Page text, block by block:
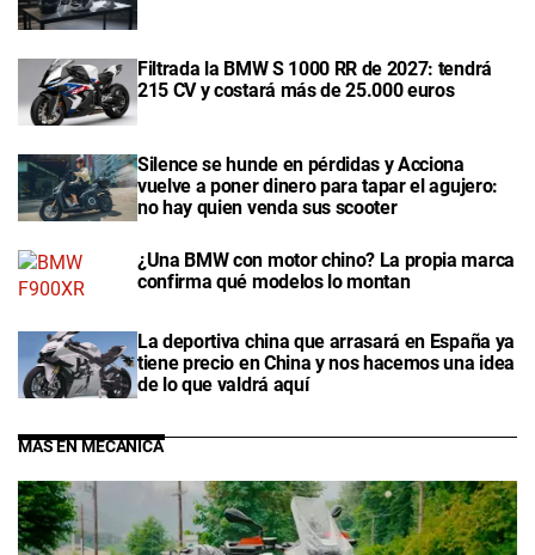
Filtrada la BMW S 1000 RR de 2027: tendrá
215 CV y costará más de 25.000 euros
Silence se hunde en pérdidas y Acciona
vuelve a poner dinero para tapar el agujero:
no hay quien venda sus scooter
¿Una BMW con motor chino? La propia marca
confirma qué modelos lo montan
La deportiva china que arrasará en España ya
tiene precio en China y nos hacemos una idea
de lo que valdrá aquí
MÁS EN MECÁNICA